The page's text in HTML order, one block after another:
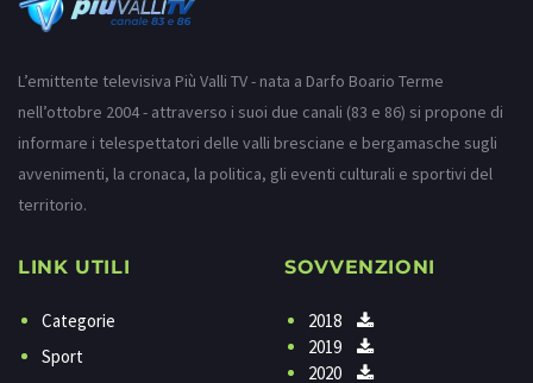
L’emittente televisiva Più Valli TV - nata a Darfo Boario Terme
nell’ottobre 2004 - attraverso i suoi due canali (83 e 86) si propone di
informare i telespettatori delle valli bresciane e bergamasche sugli
avvenimenti, la cronaca, la politica, gli eventi culturali e sportivi del
territorio.
LINK UTILI
Categorie
Sport
SOVVENZIONI
2018
2019
2020